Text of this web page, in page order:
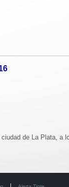
de La Plata, a